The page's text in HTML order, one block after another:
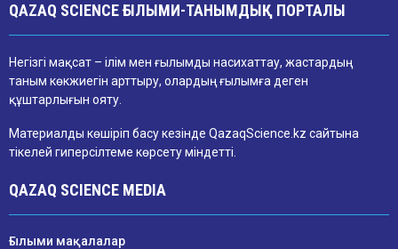
QAZAQ SCIENCE ҒЫЛЫМИ-ТАНЫМДЫҚ ПОРТАЛЫ
Негізгі мақсат – ілім мен ғылымды насихаттау, жастардың
таным көкжиегін арттыру, олардың ғылымға деген
құштарлығын ояту.
Материалды көшіріп басу кезінде QazaqScience.kz сайтына
тікелей гиперсілтеме көрсету міндетті.
QAZAQ SCIENCE MEDIA
Ғылыми мақалалар